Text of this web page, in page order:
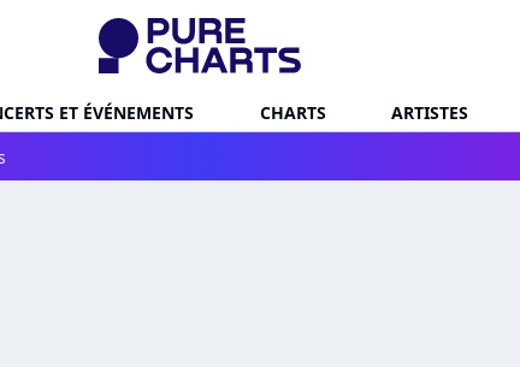
ET ÉVÉNEMENTS CHARTS ARTISTES